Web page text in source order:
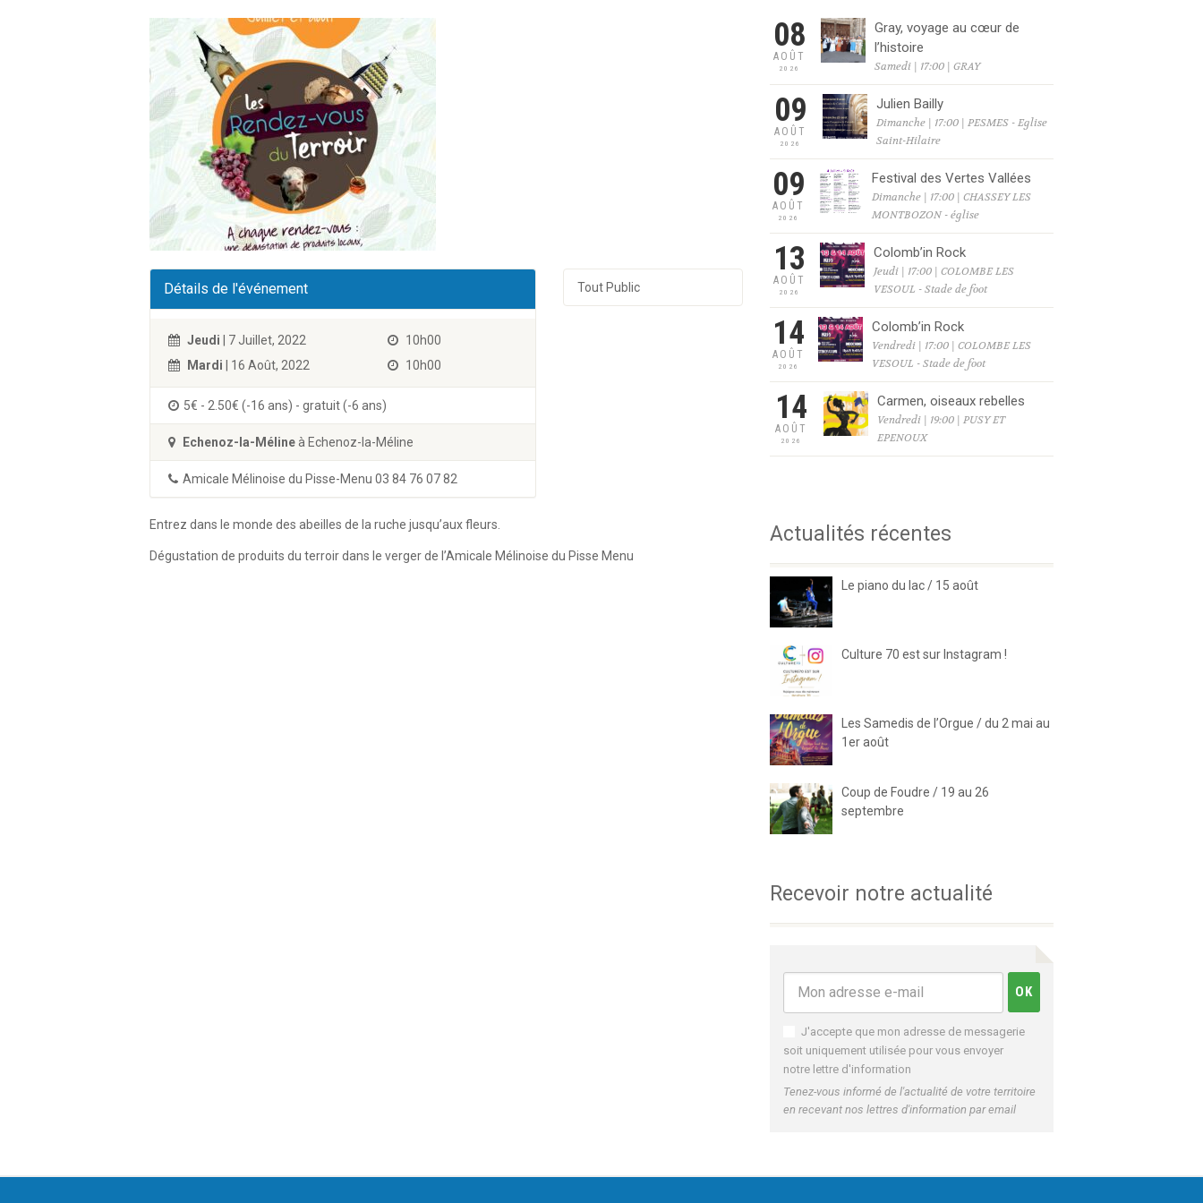
Détails de l'événement
Jeudi | 7 Juillet, 2022
10h00
Mardi | 16 Août, 2022 10h00
5€ - 2.50€ (-16 ans) - gratuit (-6 ans)
Echenoz-la-Mélineà Echenoz-la-Méline
Amicale Mélinoise du Pisse-Menu 03 84 76 07 82
Tout Public
Entrez dans le monde des abeilles de la ruche jusqu’aux fleurs.
Dégustation de produits du terroir dans le verger de l’Amicale Mélinoise du Pisse Menu
08
AOÛT
2026
Gray, voyage au cœur de
l’histoire
Samedi | 17:00 | GRAY
09
AOÛT
2026
Julien Bailly
Dimanche | 17:00 | PESMES - Eglise
Saint-Hilaire
09
AOÛT
2026
Festival des Vertes Vallées
Dimanche | 17:00 | CHASSEY LES
MONTBOZON - église
13
AOÛT
2026
Colomb’in Rock
Jeudi | 17:00 | COLOMBE LES
VESOUL - Stade de foot
14
AOÛT
2026
Colomb’in Rock
Vendredi | 17:00 | COLOMBE LES
VESOUL - Stade de foot
14
AOÛT
2026
Carmen, oiseaux rebelles
Vendredi | 19:00 | PUSY ET
EPENOUX
Actualités récentes
Le piano du lac / 15 août
Culture 70 est sur Instagram !
Les Samedis de l’Orgue / du 2 mai au
1er août
Coup de Foudre / 19 au 26
septembre
Recevoir notre actualité
J'accepte que mon adresse de messagerie
soit uniquement utilisée pour vous envoyer
notre lettre d'information
Tenez-vous informé de l'actualité de votre territoire
en recevant nos lettres d'information par email